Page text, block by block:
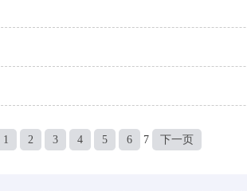
1 2 3 4 5 6 7 下一页